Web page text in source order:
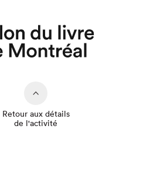
Retour aux détails
de l'activité